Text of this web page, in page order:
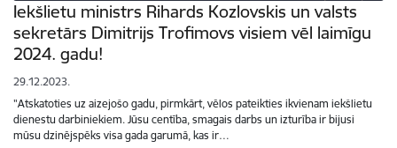
Iekšlietu ministrs Rihards Kozlovskis un valsts
sekretārs Dimitrijs Trofimovs visiem vēl laimīgu
2024. gadu!
29.12.2023.
"Atskatoties uz aizejošo gadu, pirmkārt, vēlos pateikties ikvienam iekšlietu
dienestu darbiniekiem. Jūsu centība, smagais darbs un izturība ir bijusi
mūsu dzinējspēks visa gada garumā, kas ir…